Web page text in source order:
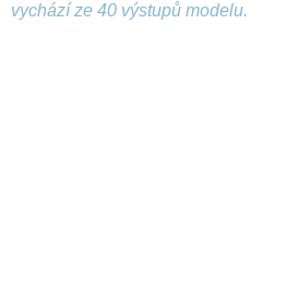
vychází ze 40 výstupů modelu.